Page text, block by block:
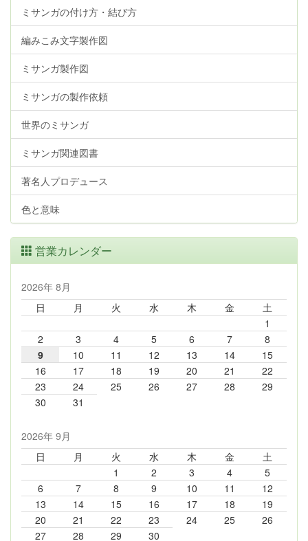
ミサンガの付け方・結び方
編みこみ文字製作図
ミサンガ製作図
ミサンガの製作依頼
世界のミサンガ
ミサンガ関連図書
著名人プロデュース
色と意味
営業カレンダー
2026年 8月
日
月 火 水 木 金
土
1
2
3 4 5 6 7
8
9
10 11 12 13 14
15
16
17 18 19 20 21
22
23
24 25 26 27 28
29
30
31
2026年 9月
日
月 火 水 木 金
土
1
2 3 4
5
6
7 8 9 10 11
12
13
14 15 16 17 18
19
20
21 22 23 24 25
26
27
28 29 30